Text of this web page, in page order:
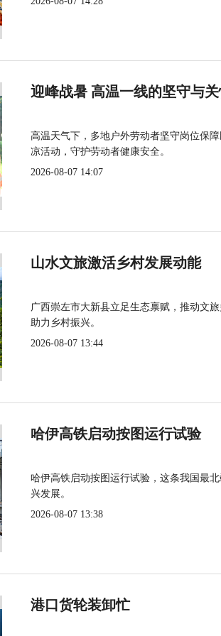
迎峰战暑 高温一线的坚守与
高温天气下，多地户外劳动者坚守岗位保
凉活动，守护劳动者健康安全。
2026-08-07 14:07
山水文旅激活乡村发展动能
广西崇左市大新县立足生态禀赋，推动文
助力乡村振兴。
2026-08-07 13:44
哈伊高铁启动按图运行试验
哈伊高铁启动按图运行试验，这条我国最
兴发展。
2026-08-07 13:38
港口货轮装卸忙